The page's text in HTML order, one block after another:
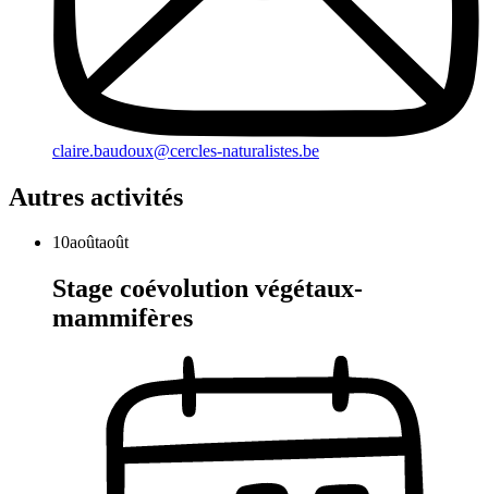
claire.baudoux@cercles-naturalistes.be
Autres activités
10aoûtaoût
Stage coévolution végétaux-
mammifères